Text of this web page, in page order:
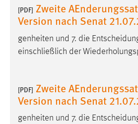
[PDF] Zweite
Version nach Senat
genheiten und 7. die
einschließlich der
[PDF] Zweite
Version nach Senat
genheiten und 7. die
Matomo
Name: _pk_ref, _pk_cvar,
Zweck:
MARKETING
Marketing Cookies werden von